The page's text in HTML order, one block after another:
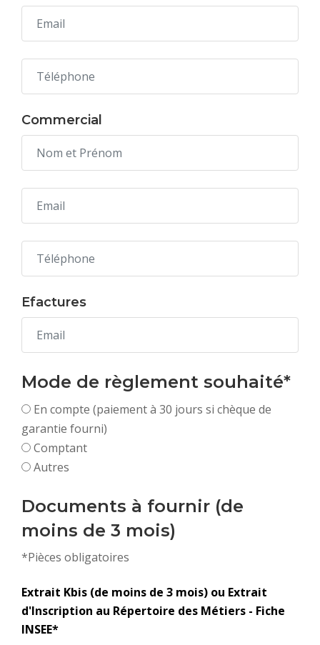
Commercial
Efactures
Mode de règlement souhaité*
En compte (paiement à 30 jours si chèque de
garantie fourni)
Comptant
Autres
Documents à fournir (de
moins de 3 mois)
*Pièces obligatoires
Extrait Kbis (de moins de 3 mois) ou Extrait
d'Inscription au Répertoire des Métiers - Fiche
INSEE*